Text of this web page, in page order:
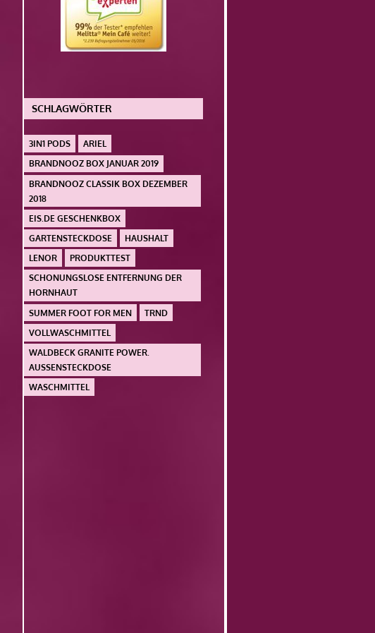
SCHLAGWÖRTER
3IN1 PODS
ARIEL
BRANDNOOZ BOX JANUAR 2019
BRANDNOOZ CLASSIK BOX DEZEMBER
2018
EIS.DE GESCHENKBOX
GARTENSTECKDOSE
HAUSHALT
LENOR
PRODUKTTEST
SCHONUNGSLOSE ENTFERNUNG DER
HORNHAUT
SUMMER FOOT FOR MEN
TRND
VOLLWASCHMITTEL
WALDBECK GRANITE POWER.
AUSSENSTECKDOSE
WASCHMITTEL